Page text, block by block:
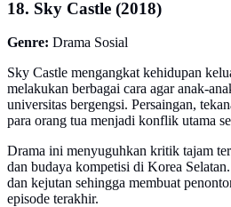
18. Sky Castle (2018)
Genre: Drama Sosial
Sky Castle mengangkat kehidupan
melakukan berbagai cara agar anak-
universitas bergengsi. Persaingan,
para orang tua menjadi konflik utama
Drama ini menyuguhkan kritik tajam
dan budaya kompetisi di Korea
dan kejutan sehingga membuat
episode terakhir.